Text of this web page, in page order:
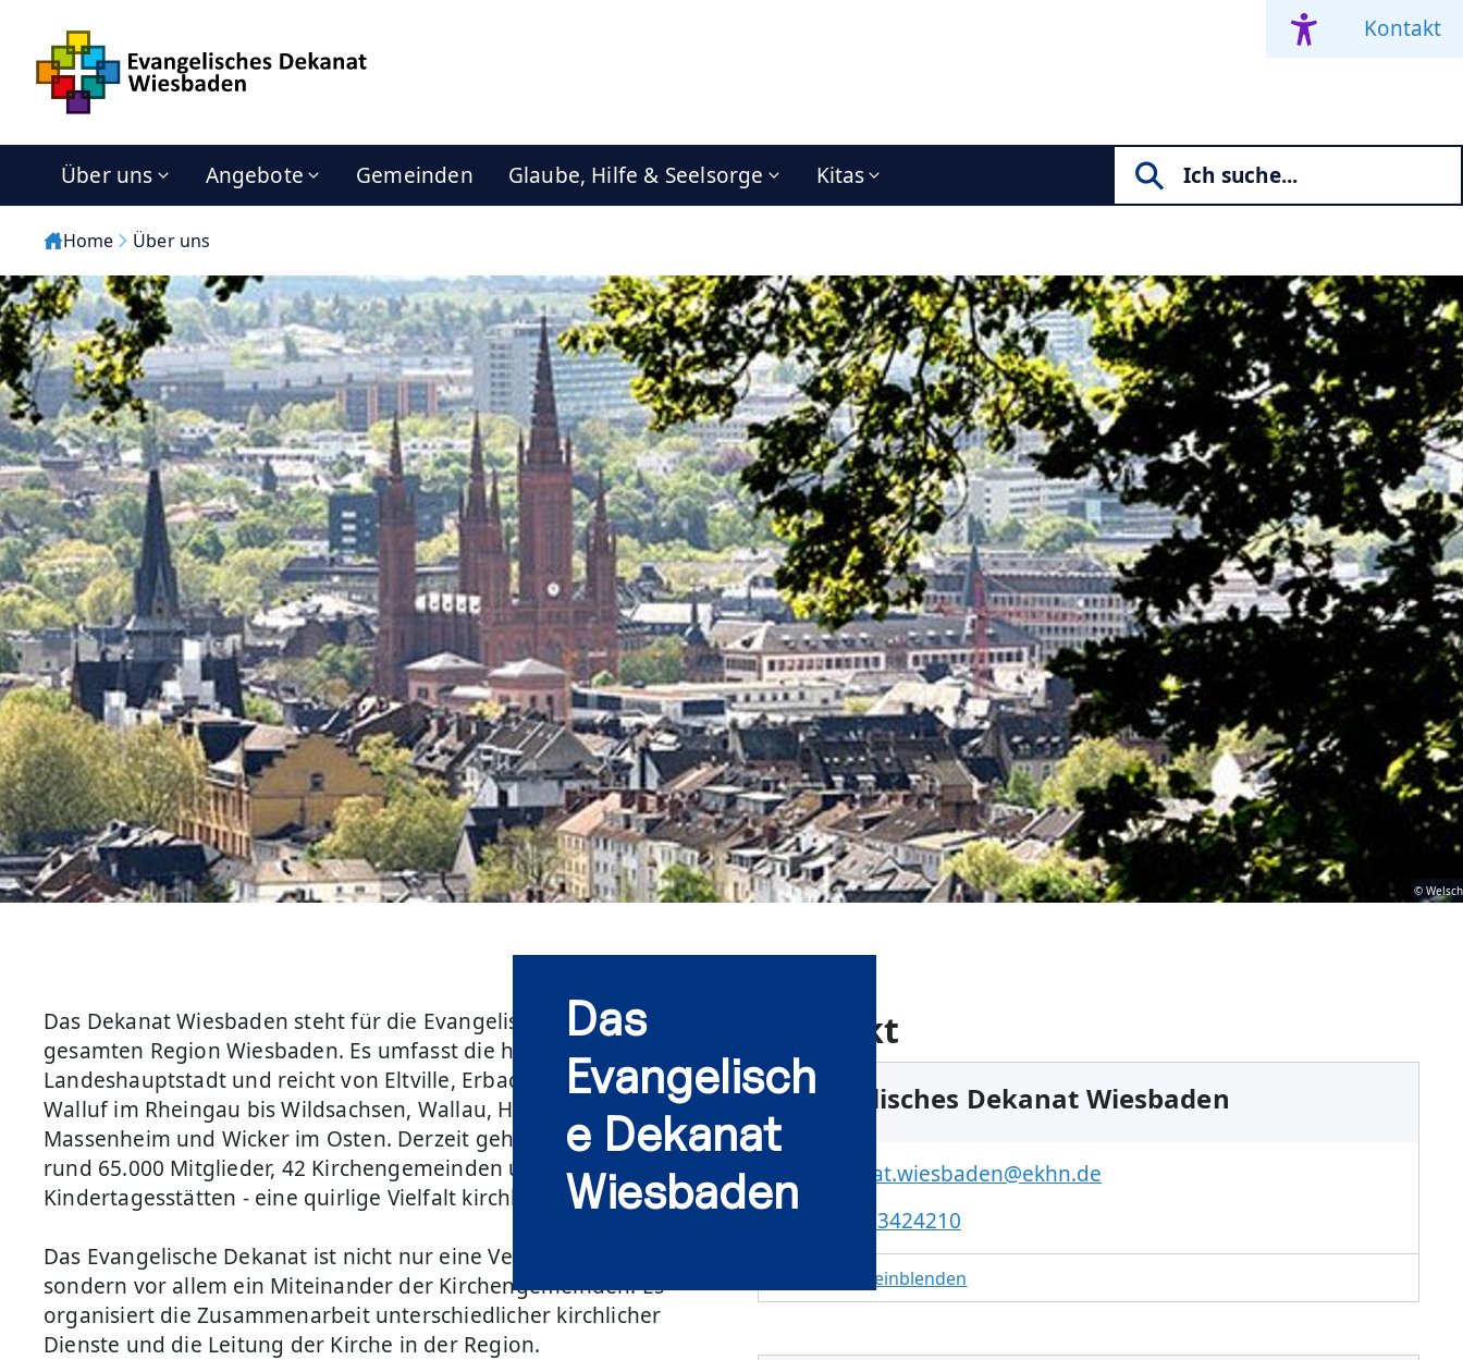
Kontakt
Über uns Angebote Gemeinden Glaube, Hilfe & Seelsorge Kitas
Home Über uns
© Welsch
Das
Evangelisch
e Dekanat
Wiesbaden
Das Dekanat Wiesbaden steht für die Evangelische Kirche in der
gesamten Region Wiesbaden. Es umfasst die hessische
Landeshauptstadt und reicht von Eltville, Erbach, Kiedrich und
Walluf im Rheingau bis Wildsachsen, Wallau, Hochheim,
Massenheim und Wicker im Osten. Derzeit gehören zum Dekanat
rund 65.000 Mitglieder, 42 Kirchengemeinden und 40
Kindertagesstätten - eine quirlige Vielfalt kirchlichen Lebens.
Das Evangelische Dekanat ist nicht nur eine Verwaltungseinheit,
sondern vor allem ein Miteinander der Kirchengemeinden. Es
organisiert die Zusammenarbeit unterschiedlicher kirchlicher
Dienste und die Leitung der Kirche in der Region.
Kontakt
Evangelisches Dekanat Wiesbaden
dekanat.wiesbaden@ekhn.de
0611-73424210
Adresse einblenden